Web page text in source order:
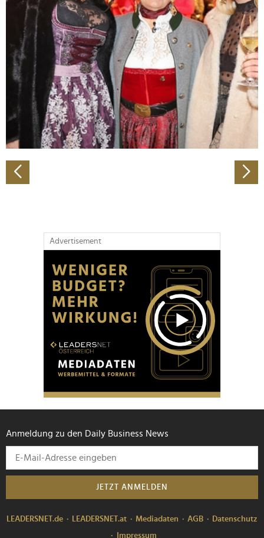
Abschnitt Einzelheitenfest.
Wir verwenden Cookies, um Inhalte und Anzeigen zu
personalisieren, Funktionen für soziale Medien anbieten
zu können und die Zugriffe auf unsere Website zu
analysieren. Außerdem geben wir Informationen zu Ihrer
Verwendung unserer Website an unsere Partner für
soziale Medien, Werbung und Analysen weiter. Unsere
Partner führen diese Informationen möglicherweise mit
weiteren Daten zusammen, die Sie ihnen bereitgestellt
gesammelt haben.
Advertisement
Anmeldung zu den Daily Business News
JETZT ANMELDEN
LEADERSNET.de LEADERSNET.at Mediadaten AGB
Datenschutz
Impressum